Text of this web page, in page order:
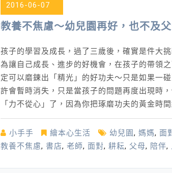
2016-06-07
教養不焦慮～幼兒園再好，也不及
孩子的學習及成長，過了三歲後，確實是件大
為讓自己成長、進步的好機會，在孩子的帶領
定可以磨鍊出「精光」的好功夫～只是如果一
許會暫時消失，只是當孩子的問題再度出現時
「力不從心」了，因為你把琢磨功夫的黃金時
小手手 繪本心生活 幼兒園, 媽媽, 面
教養不焦慮, 書店, 老師, 面對, 耕耘, 父母, 陪伴,